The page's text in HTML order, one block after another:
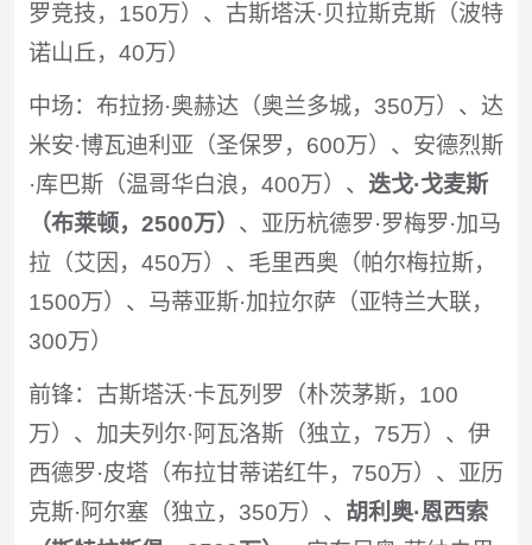
罗竞技，150万）、古斯塔沃·贝拉斯克斯（波特
诺山丘​，40万）
中场：布拉扬·奥赫达（奥兰多城​，350万）、达
米安·博瓦迪利亚（圣保罗，600万）、安德烈斯
·库巴斯（温哥华白浪，400万）、 迭戈·戈麦斯
（布莱顿，2500万） 、亚历杭德罗·罗梅罗·加马
拉（艾因，450万）、毛里西奥（帕尔梅拉斯，
1500万）、马蒂亚斯·加拉尔萨（亚特兰大联，
300万）
前锋：古斯塔沃·卡瓦列罗（朴茨茅斯，100
万）、加夫列尔·阿瓦洛斯（独立，75万）、伊
西德罗·皮塔（布拉甘蒂诺红牛，750万）、亚历
克斯·阿尔塞（独立，350万）、 胡利奥·恩西索